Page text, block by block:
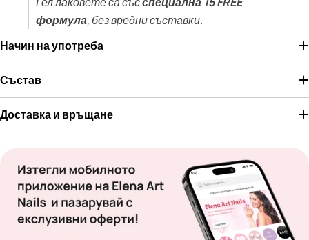
формула, без вредни съставки.
Начин на употреба
Състав
Доставка и връщане